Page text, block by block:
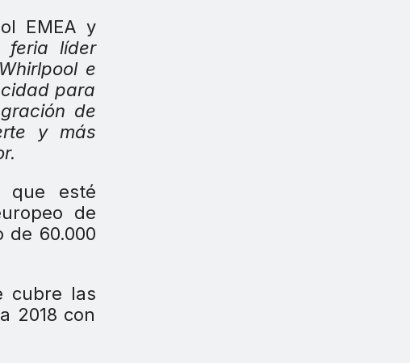
EMEA y
feria líder
e
para
de
y más
que esté
de
de 60.000
cubre las
2018 con